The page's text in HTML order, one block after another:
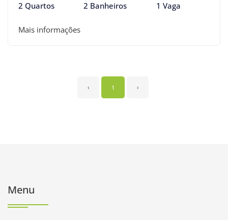
2 Quartos 2 Banheiros 1 Vaga
Mais informações
‹ 1 ›
Menu